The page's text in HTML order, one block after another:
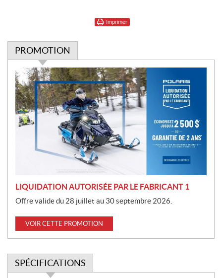
Imprimer
PROMOTION
P
r
o
m
o
t
LIQUIDATION AUTORISÉE PAR LE FABRICANT 1
Offre valide du 28 juillet au 30 septembre 2026.
VOIR CETTE PROMOTION
SPÉCIFICATIONS